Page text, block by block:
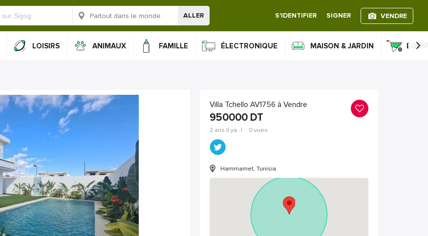
ALLER S'IDENTIFIER SIGNER VENDRE
LOISIRS ANIMAUX FAMILLE ÉLECTRONIQUE MAISON & JARDIN ›
Villa Tchello AV1756 à Vendre
950000 DT
2 ans Il ya | 0 vues
Hammamet, Tunisia